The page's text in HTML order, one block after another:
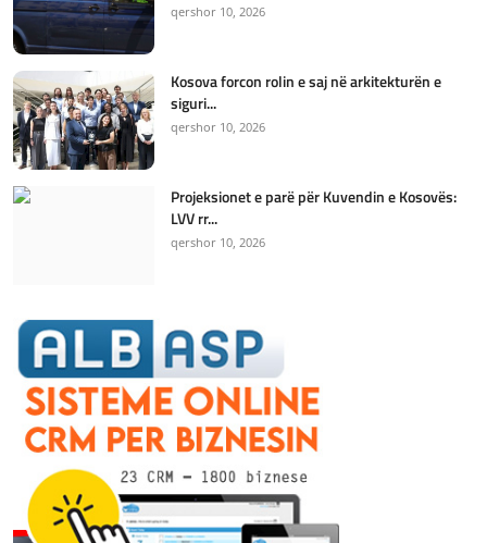
qershor 10, 2026
Kosova forcon rolin e saj në arkitekturën e
siguri...
qershor 10, 2026
Projeksionet e parë për Kuvendin e Kosovës:
LVV rr...
qershor 10, 2026